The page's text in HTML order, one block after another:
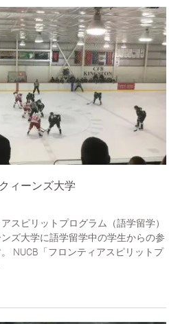
ィーンズ大学
スピリットプログラム（語学留学）
ズ大学に語学留学中の学生からの参
NUCB「フロンティアスピリットプ